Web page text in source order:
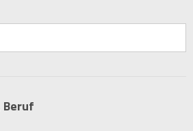
Beruf